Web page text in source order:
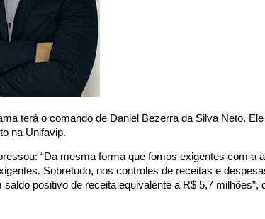
terá o comando de Daniel Bezerra da Silva Neto.
na Unifavip.
“Da mesma forma que fomos exigentes com a
Sobretudo, nos controles de receitas e
positivo de receita equivalente a R$ 5,7 milhões”,